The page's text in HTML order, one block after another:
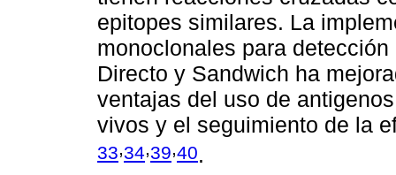
epitopes similares. La
monoclonales para
Directo y Sandwich ha
ventajas del uso de
vivos y el seguimiento de la
33,34,39,40.